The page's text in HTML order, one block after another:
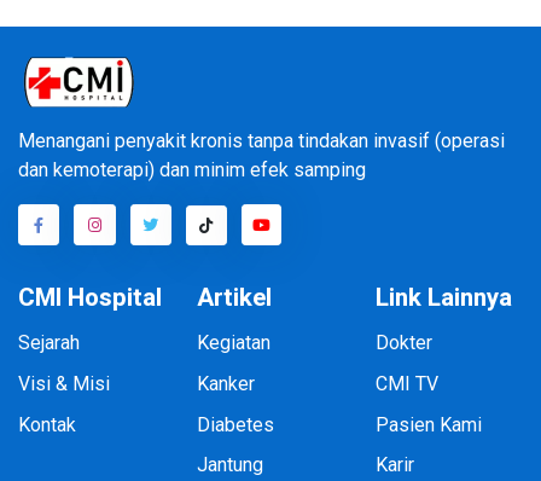
Menangani penyakit kronis tanpa tindakan invasif (operasi
dan kemoterapi) dan minim efek samping
CMI Hospital
Sejarah
Visi & Misi
Kontak
Artikel
Kegiatan
Kanker
Diabetes
Jantung
Link Lainnya
Dokter
CMI TV
Pasien Kami
Karir